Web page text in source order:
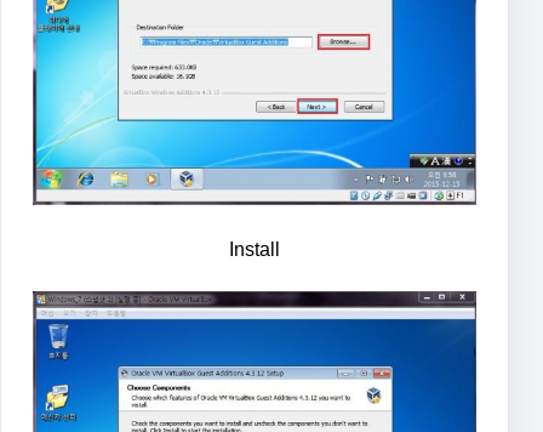
Install